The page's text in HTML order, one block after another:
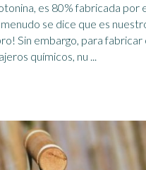
es 80% fabricada por
se dice que es
estos
químicos, nu ...